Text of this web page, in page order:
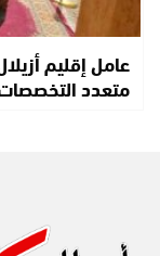
عامل إقليم
متعدد